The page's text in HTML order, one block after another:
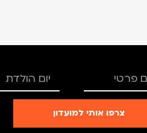
צרפו אותי למועדון